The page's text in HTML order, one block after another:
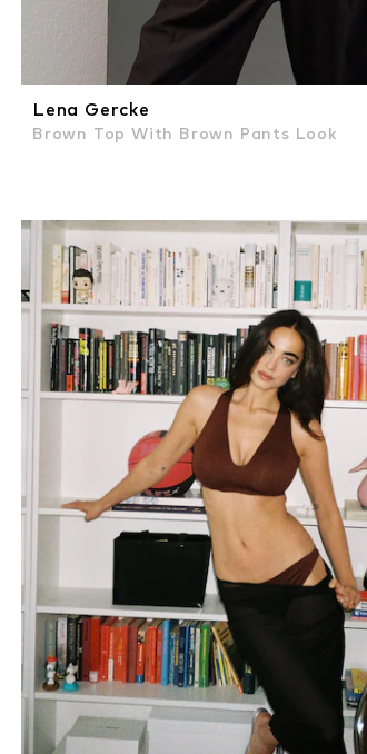
Lena Gercke
Brown Top With Brown Pants Look